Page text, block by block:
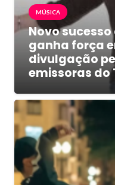
MÚSICA
Novo sucesso
ganha força
divulgação
emissoras do